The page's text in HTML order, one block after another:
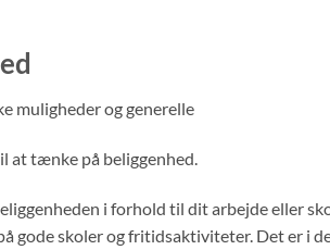
muligheder og generelle
at tænke på beliggenhed.
i forhold til dit arbejde eller
gode skoler og fritidsaktiviteter. Det er i